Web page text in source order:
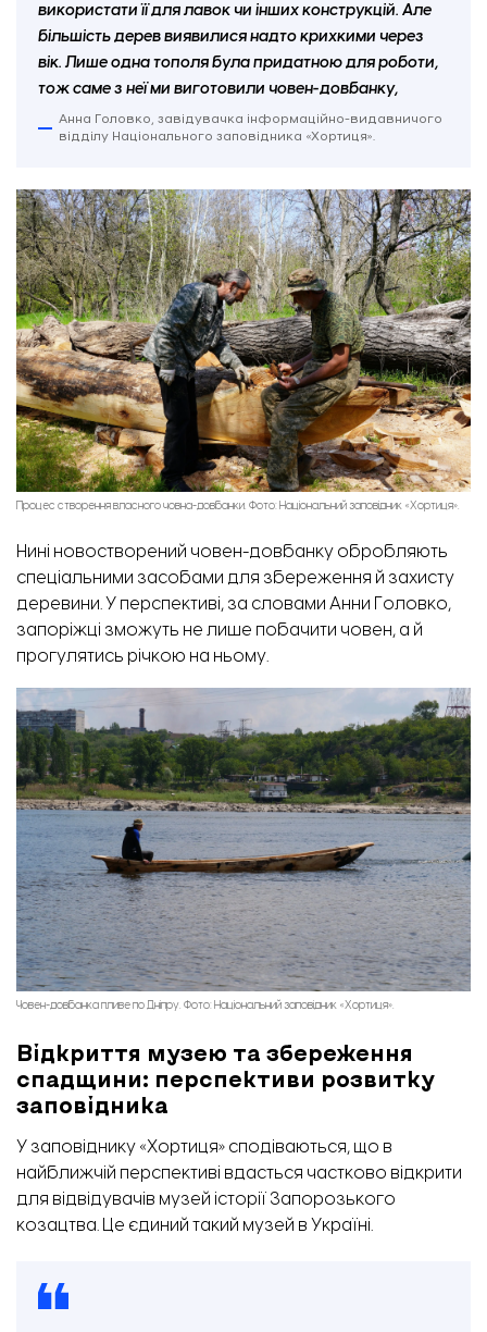
Анна Головко, завідувачка інформаційно-видавничого відділу Національного заповідника
«Хортиця». Фото: «Відбудова. Запоріжжя».
використати її для лавок чи інших конструкцій. Але
більшість дерев виявилися надто крихкими через
вік. Лише одна тополя була придатною для роботи,
тож саме з неї ми виготовили човен-довбанку,
Анна Головко, завідувачка інформаційно-видавничого
відділу Національного заповідника «Хортиця».
Процес створення власного човна-довбанки. Фото: Національний заповідник «Хортиця».
Нині новостворений човен-довбанку обробляють
спеціальними засобами для збереження й захисту
деревини. У перспективі, за словами Анни Головко,
запоріжці зможуть не лише побачити човен, а й
прогулятись річкою на ньому.
Човен-довбанка пливе по Дніпру. Фото: Національний заповідник «Хортиця».
Відкриття музею та збереження
спадщини: перспективи розвитку
заповідника
У заповіднику «Хортиця» сподіваються, що в
найближчій перспективі вдасться частково відкрити
для відвідувачів музей історії Запорозького
козацтва. Це єдиний такий музей в Україні.